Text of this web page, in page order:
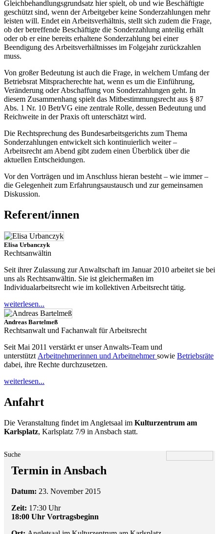
Gleichbehandlungsgrundsatz hier spielt, ob und wie Beschäftigte
geschützt sind, wenn der Arbeitgeber keine Sonderzahlungen mehr
leisten will. Endet ein Arbeitsverhältnis, stellt sich zudem die Frage,
ob der betreffende Beschäftigte die Sonderzahlung anteilig erhält
oder ob er eine bereits erhaltene Sonderzahlung bei einer
Beendigung des Arbeitsverhältnisses im Folgejahr zurückzahlen
muss.
Von großer Bedeutung ist auch die Frage, in welchem Umfang der
Betriebsrat Mitspracherechte hat, wenn es um die Einführung,
Veränderung oder Abschaffung von Sonderzahlungen geht. In
diesem Zusammenhang spielt das Mitbestimmungsrecht aus § 87
Abs. 1 Nr. 10 BetrVG eine zentrale Rolle, dessen Bedeutung und
Reichweite in der Praxis oft unterschätzt wird.
Die Rechtsprechung des Bundesarbeitsgerichts zum Thema
Sonderzahlungen entwickelt sich kontinuierlich weiter –
Arbeitsrecht am Abend gibt zudem einen Überblick über die
aktuellen Entscheidungen.
Vor den Vorträgen und im Anschluss hieran besteht – wie immer –
die Gelegenheit zum Erfahrungsaustausch und zur gemeinsamen
Diskussion.
Referent/innen
Elisa Urbanczyk
Rechtsanwältin
Seit ihrer Zulassung zur Anwaltschaft im Januar 2010 arbeitet sie bei
uns als Rechtsanwältin. Sie ist gleichermaßen im
Individualarbeitsrecht wie im kollektiven Arbeitsrecht tätig.
weiterlesen...
Andreas Bartelmeß
Rechtsanwalt und Fachanwalt für Arbeitsrecht
Seit Mai 2011 verstärkt er unser Anwalts-Team und
unterstützt Arbeitnehmerinnen und Arbeitnehmersowie Betriebsräte
dabei, ihre Rechte durchzusetzen.
weiterlesen...
Anfahrt
Die Veranstaltung findet im Angletsaal im Kulturzentrum am
Karlsplatz, Karlsplatz 7/9 in Ansbach statt.
Suche
Termin in Ansbach
Datum: 23. November 2015
Zeit: 17:30 Uhr
18:00 Uhr Vortragsbeginn